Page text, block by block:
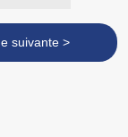
suivante >